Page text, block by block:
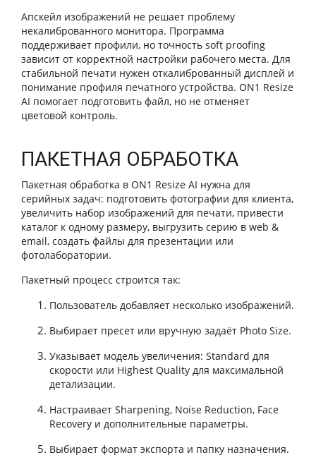
Апскейл изображений не решает проблему
некалиброванного монитора. Программа
поддерживает профили, но точность soft proofing
зависит от корректной настройки рабочего места. Для
стабильной печати нужен откалиброванный дисплей и
понимание профиля печатного устройства. ON1 Resize
AI помогает подготовить файл, но не отменяет
цветовой контроль.
ПАКЕТНАЯ ОБРАБОТКА
Пакетная обработка в ON1 Resize AI нужна для
серийных задач: подготовить фотографии для клиента,
увеличить набор изображений для печати, привести
каталог к одному размеру, выгрузить серию в web &
email, создать файлы для презентации или
фотолаборатории.
Пакетный процесс строится так:
Пользователь добавляет несколько изображений.
Выбирает пресет или вручную задаёт Photo Size.
Указывает модель увеличения: Standard для
скорости или Highest Quality для максимальной
детализации.
Настраивает Sharpening, Noise Reduction, Face
Recovery и дополнительные параметры.
Выбирает формат экспорта и папку назначения.